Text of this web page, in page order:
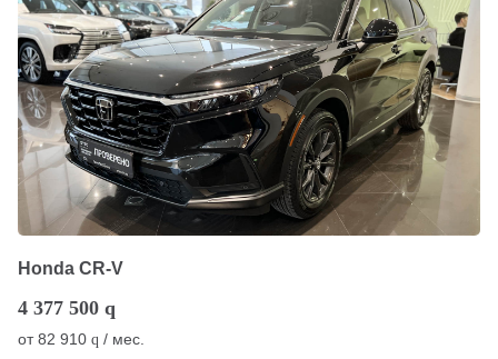
Honda CR-V
4 377 500 q
от82 910 q / мес.